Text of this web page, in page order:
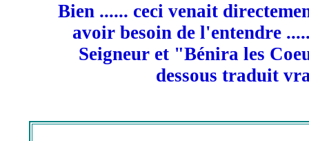
Bien ...... ceci venait
avoir besoin de l'entendre
Seigneur et "Bénira les
dessous traduit